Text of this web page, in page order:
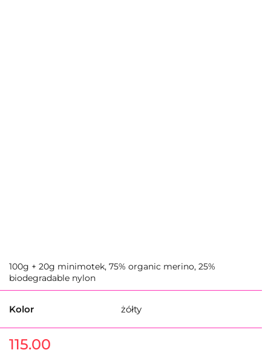
100g + 20g minimotek, 75% organic merino, 25%
biodegradable nylon
Kolor żółty
115.00